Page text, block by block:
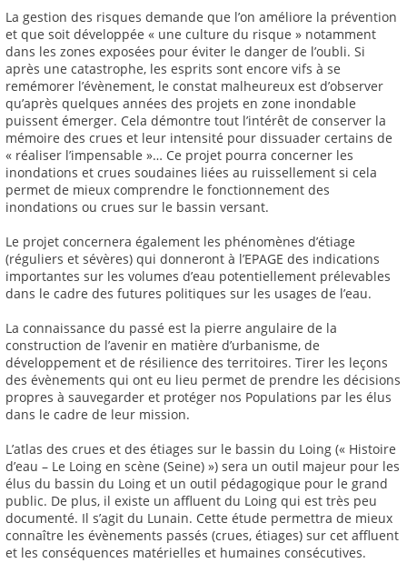
La gestion des risques demande que l’on améliore la prévention
et que soit développée « une culture du risque » notamment
dans les zones exposées pour éviter le danger de l’oubli. Si
après une catastrophe, les esprits sont encore vifs à se
remémorer l’évènement, le constat malheureux est d’observer
qu’après quelques années des projets en zone inondable
puissent émerger. Cela démontre tout l’intérêt de conserver la
mémoire des crues et leur intensité pour dissuader certains de
« réaliser l’impensable »… Ce projet pourra concerner les
inondations et crues soudaines liées au ruissellement si cela
permet de mieux comprendre le fonctionnement des
inondations ou crues sur le bassin versant.
Le projet concernera également les phénomènes d’étiage
(réguliers et sévères) qui donneront à l’EPAGE des indications
importantes sur les volumes d’eau potentiellement prélevables
dans le cadre des futures politiques sur les usages de l’eau.
La connaissance du passé est la pierre angulaire de la
construction de l’avenir en matière d’urbanisme, de
développement et de résilience des territoires. Tirer les leçons
des évènements qui ont eu lieu permet de prendre les décisions
propres à sauvegarder et protéger nos Populations par les élus
dans le cadre de leur mission.
L’atlas des crues et des étiages sur le bassin du Loing (« Histoire
d’eau – Le Loing en scène (Seine) ») sera un outil majeur pour les
élus du bassin du Loing et un outil pédagogique pour le grand
public. De plus, il existe un affluent du Loing qui est très peu
documenté. Il s’agit du Lunain. Cette étude permettra de mieux
connaître les évènements passés (crues, étiages) sur cet affluent
et les conséquences matérielles et humaines consécutives.